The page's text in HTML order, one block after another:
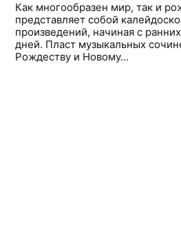
Как многообразен мир, так и
представляет собой
произведений, начиная с
дней. Пласт музыкальных
Рождеству и Новому...